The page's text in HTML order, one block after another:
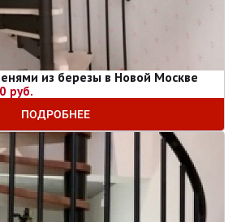
из березы в Новой Москве
руб.
ПОДРОБНЕЕ